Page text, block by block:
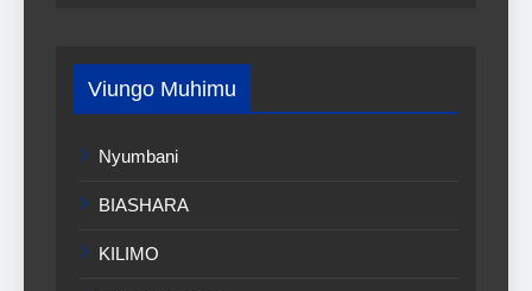
Viungo Muhimu
Nyumbani
BIASHARA
KILIMO